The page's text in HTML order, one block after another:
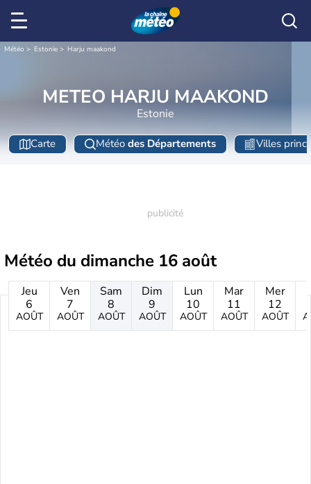
Météo Estonie Harju maakond
METEO HARJU MAAKOND
Estonie
Carte Météo des Départements Villes
Météo du dimanche 16 août
Jeu
6
AOÛT
Ven
7
AOÛT
Sam
8
AOÛT
Dim
9
AOÛT
Lun
10
AOÛT
Mar
11
AOÛT
Mer
12
AOÛT